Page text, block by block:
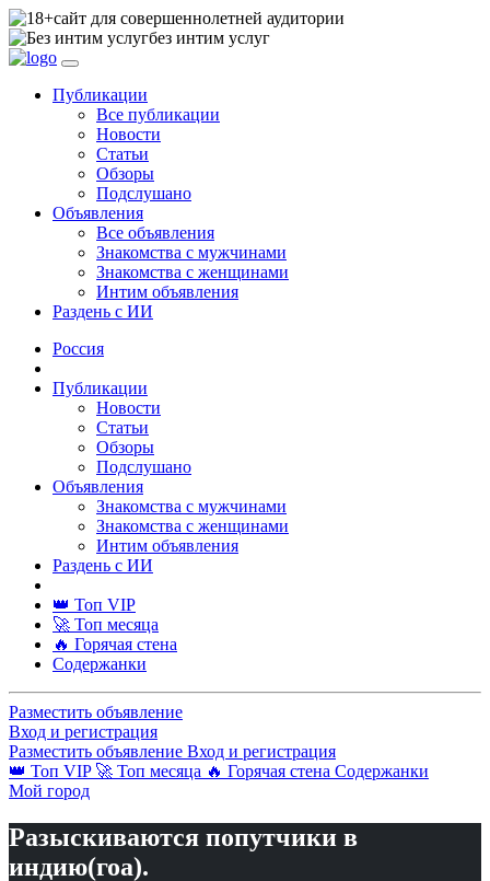
сайт для совершеннолетней аудитории
без интим услуг
Публикации
Все публикации
Новости
Статьи
Обзоры
Подслушано
Объявления
Все объявления
Знакомства с мужчинами
Знакомства с женщинами
Интим объявления
Раздень с ИИ
Россия
Публикации
Новости
Статьи
Обзоры
Подслушано
Объявления
Знакомства с мужчинами
Знакомства с женщинами
Интим объявления
Раздень с ИИ
👑 Топ VIP
🚀 Топ месяца
🔥 Горячая стена
Содержанки
Разместить объявление
Вход и регистрация
Разместить объявление Вход и регистрация
👑 Топ VIP 🚀 Топ месяца 🔥 Горячая стена Содержанки
Мой город
Разыскиваются попутчики в
индию(гоа).